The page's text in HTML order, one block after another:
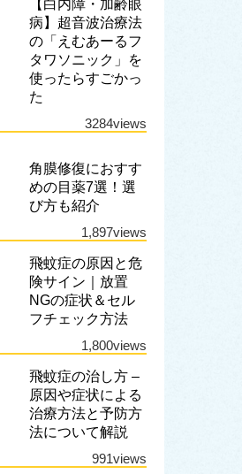
【白内障・加齢眼
病】超音波治療法
の「えむあーるフ
タワソニック」を
使ったらすごかっ
た
3284views
角膜修復におすす
めの目薬7選！選
び方も紹介
1,897views
飛蚊症の原因と危
険サイン｜放置
NGの症状＆セル
フチェック方法
1,800views
飛蚊症の治し方 –
原因や症状による
治療方法と予防方
法について解説
991views